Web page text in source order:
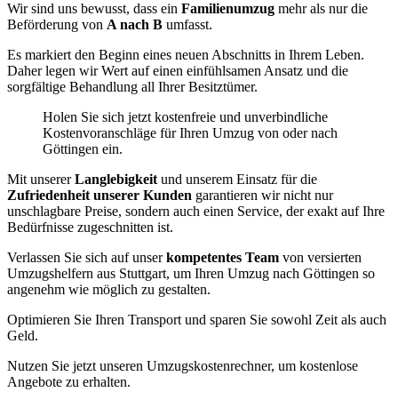
Wir sind uns bewusst, dass ein Familienumzug mehr als nur die
Beförderung von A nach B umfasst.
Es markiert den Beginn eines neuen Abschnitts in Ihrem Leben.
Daher legen wir Wert auf einen einfühlsamen Ansatz und die
sorgfältige Behandlung all Ihrer Besitztümer.
Holen Sie sich jetzt kostenfreie und unverbindliche
Kostenvoranschläge für Ihren Umzug von oder nach
Göttingen ein.
Mit unsererLanglebigkeit und unserem Einsatz für die
Zufriedenheit unserer Kunden garantieren wir nicht nur
unschlagbare Preise, sondern auch einen Service, der exakt auf Ihre
Bedürfnisse zugeschnitten ist.
Verlassen Sie sich auf unserkompetentes Team von versierten
Umzugshelfern aus Stuttgart, um Ihren Umzug nach Göttingen so
angenehm wie möglich zu gestalten.
Optimieren Sie Ihren Transport und sparen Sie sowohl Zeit als auch
Geld.
Nutzen Sie jetzt unseren Umzugskostenrechner, um kostenlose
Angebote zu erhalten.